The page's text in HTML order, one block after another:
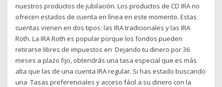
nuestros productos de jubilación. Los productos de CD IRA no
ofrecen estados de cuenta en línea en este momento. Estas
cuentas vienen en dos tipos: las IRA tradicionales y las IRA
Roth. La IRA Roth es popular porque los fondos pueden
retirarse libres de impuestos en Dejando tu dinero por 36
meses a plazo fijo, obtendrás una tasa especial que es más
alta que las de una cuenta IRA regular. Si has estado buscando
una Tasas preferenciales y acceso fácil a su dinero con la